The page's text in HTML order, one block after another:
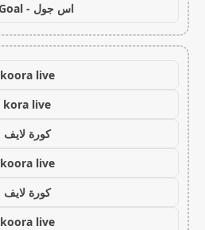
اس جول - AS Goal
koora live
kora live
كورة لايف
koora live
كورة لايف
koora live